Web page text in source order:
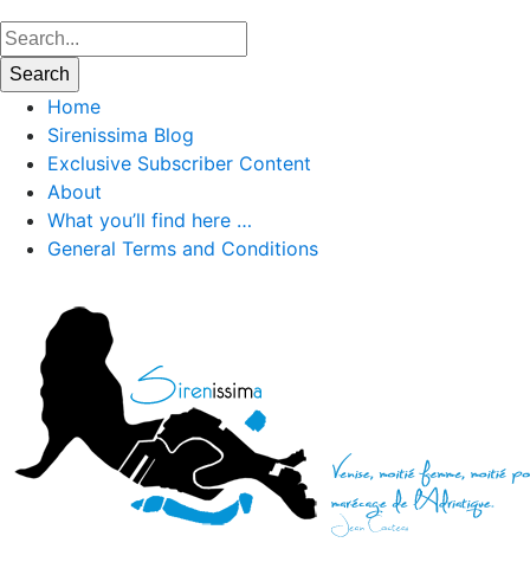
Home
Sirenissima Blog
Exclusive Subscriber Content
About
What you’ll find here …
General Terms and Conditions